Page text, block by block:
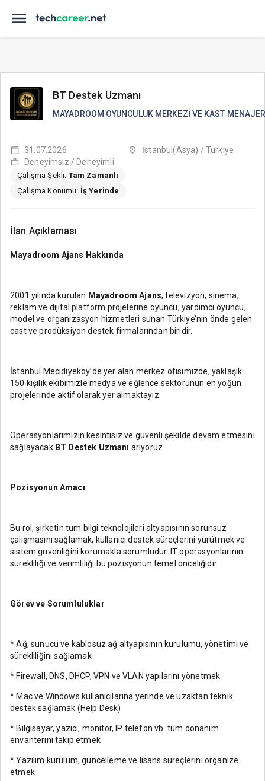
BT Destek Uzmanı
MAYADROOM OYUNCULUK MERKEZİ VE KAST
31.07.2026
İstanbul(Asya) / Türkiye
Deneyimsiz / Deneyimli
Çalışma Şekli: Tam Zamanlı
Çalışma Konumu: İş Yerinde
İlan Açıklaması
Mayadroom Ajans Hakkında
2001 yılında kurulan Mayadroom Ajans, televizyon, sinema,
reklam ve dijital platform projelerine oyuncu, yardımcı oyuncu,
model ve organizasyon hizmetleri sunan Türkiye’nin önde gelen
cast ve prodüksiyon destek firmalarından biridir.
İstanbul Mecidiyeköy’de yer alan merkez ofisimizde, yaklaşık
150 kişilik ekibimizle medya ve eğlence sektörünün en yoğun
projelerinde aktif olarak yer almaktayız.
Operasyonlarımızın kesintisiz ve güvenli şekilde devam etmesini
sağlayacak BT Destek Uzmanı arıyoruz.
Pozisyonun Amacı
Bu rol, şirketin tüm bilgi teknolojileri altyapısının sorunsuz
çalışmasını sağlamak, kullanıcı destek süreçlerini yürütmek ve
sistem güvenliğini korumakla sorumludur. IT operasyonlarının
sürekliliği ve verimliliği bu pozisyonun temel önceliğidir.
Görev ve Sorumluluklar
* Ağ, sunucu ve kablosuz ağ altyapısının kurulumu, yönetimi ve
sürekliliğini sağlamak
* Firewall, DNS, DHCP, VPN ve VLAN yapılarını yönetmek
* Mac ve Windows kullanıcılarına yerinde ve uzaktan teknik
destek sağlamak (Help Desk)
* Bilgisayar, yazıcı, monitör, IP telefon vb. tüm donanım
envanterini takip etmek
* Yazılım kurulum, güncelleme ve lisans süreçlerini organize
etmek